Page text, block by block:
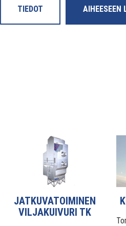
TIEDOT AIHEESEEN
JATKUVATOIMINEN
VILJAKUIVURI TK